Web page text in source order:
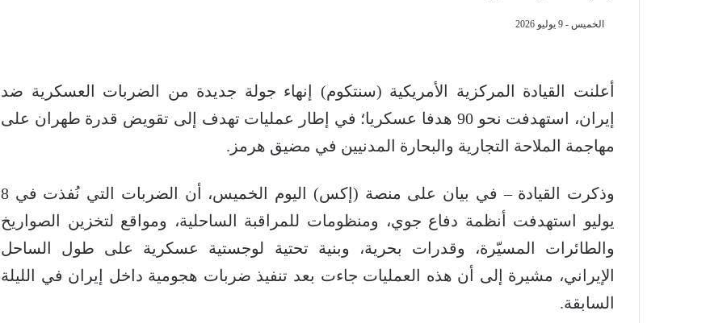
الخميس - 9 يوليو 2026
أعلنت القيادة المركزية الأمريكية (سنتكوم) إنهاء جولة جديدة من الضربات العسكرية ضد
إيران، استهدفت نحو 90 هدفا عسكريا؛ في إطار عمليات تهدف إلى تقويض قدرة طهران على
مهاجمة الملاحة التجارية والبحارة المدنيين في مضيق هرمز.
وذكرت القيادة – في بيان على منصة (إكس) اليوم الخميس، أن الضربات التي نُفذت في 8
يوليو استهدفت أنظمة دفاع جوي، ومنظومات للمراقبة الساحلية، ومواقع لتخزين الصواريخ
والطائرات المسيّرة، وقدرات بحرية، وبنية تحتية لوجستية عسكرية على طول الساحل
الإيراني، مشيرة إلى أن هذه العمليات جاءت بعد تنفيذ ضربات هجومية داخل إيران في الليلة
السابقة.